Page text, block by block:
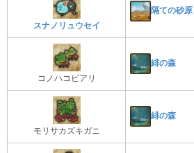
スナノリュウセイ
隔ての砂原
コノハコビアリ
緋の森
モリサカズキガニ
緋の森